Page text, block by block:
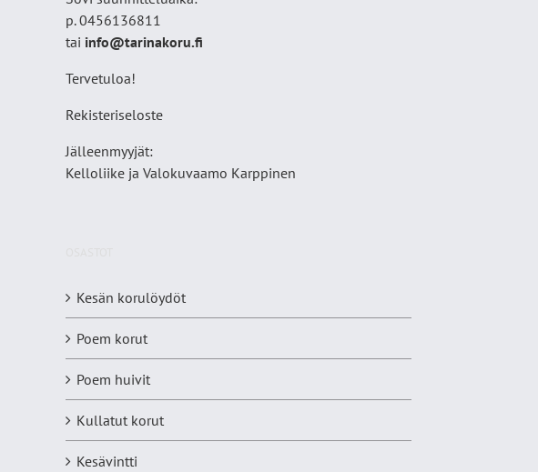
p. 0456136811
tai info@tarinakoru.fi
Tervetuloa!
Rekisteriseloste
Jälleenmyyjät:
Kelloliike ja Valokuvaamo Karppinen
Kesän korulöydöt
Poem korut
Poem huivit
Kullatut korut
Kesävintti